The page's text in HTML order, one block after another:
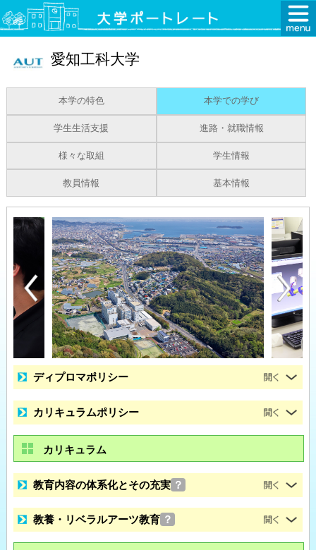
愛知工科大学
本学の特色 本学での学び
学生生活支援 進路・就職情報
様々な取組 学生情報
教員情報 基本情報
ディプロマポリシー
カリキュラムポリシー
カリキュラム
教育内容の体系化とその充実 ？
教養・リベラルアーツ教育 ？